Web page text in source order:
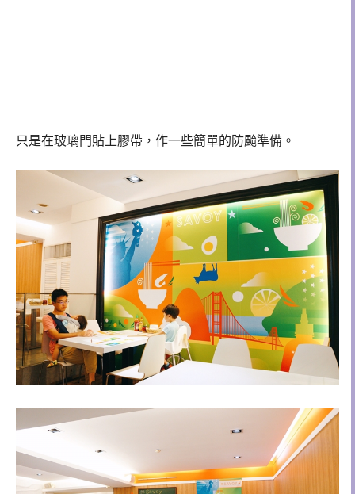
只是在玻璃門貼上膠帶，作一些簡單的防颱準備。